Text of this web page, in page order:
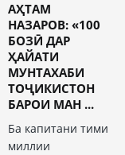
АҲТАМ
НАЗАРОВ: «100
БОЗӢ ДАР
ҲАЙАТИ
МУНТАХАБИ
ТОҶИКИСТОН
БАРОИ МАН ...
Ба капитани тими
миллии